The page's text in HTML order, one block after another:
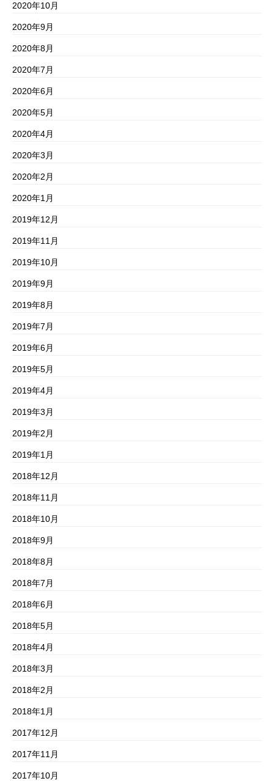
2020年10月
2020年9月
2020年8月
2020年7月
2020年6月
2020年5月
2020年4月
2020年3月
2020年2月
2020年1月
2019年12月
2019年11月
2019年10月
2019年9月
2019年8月
2019年7月
2019年6月
2019年5月
2019年4月
2019年3月
2019年2月
2019年1月
2018年12月
2018年11月
2018年10月
2018年9月
2018年8月
2018年7月
2018年6月
2018年5月
2018年4月
2018年3月
2018年2月
2018年1月
2017年12月
2017年11月
2017年10月